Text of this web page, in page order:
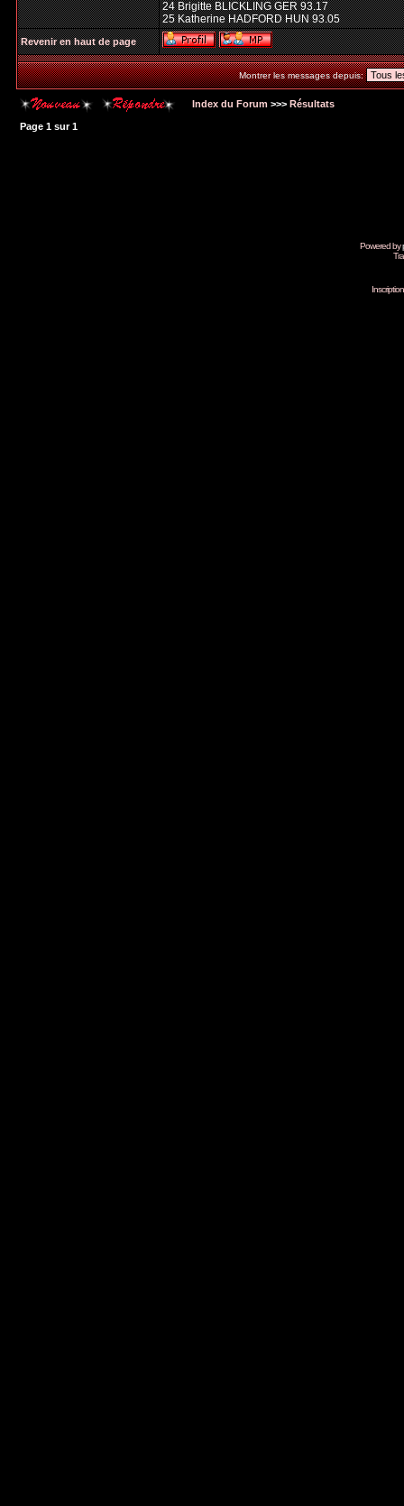
24 Brigitte BLICKLING GER 93.17
25 Katherine HADFORD HUN 93.05
Revenir en haut de page
Montrer les messages depuis:
Index du Forum >>> Résultats
Page 1 sur1
Powered by